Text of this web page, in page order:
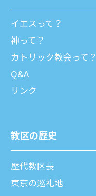
イエスって？
神って？
カトリック教会って？
Q&A
リンク
教区の歴史
歴代教区⻑
東京の巡礼地